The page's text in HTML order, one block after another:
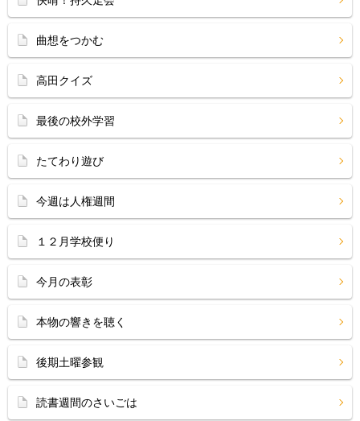
曲想をつかむ
高田クイズ
最後の校外学習
たてわり遊び
今週は人権週間
１２月学校便り
今月の表彰
本物の響きを聴く
後期土曜参観
読書週間のさいごは